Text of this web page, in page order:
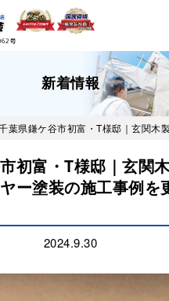
号
新着情報
葉県鎌ケ谷市初富・T様邸｜玄関木
初富・T様邸｜玄関
ー塗装の施工事例を
2024.9.30